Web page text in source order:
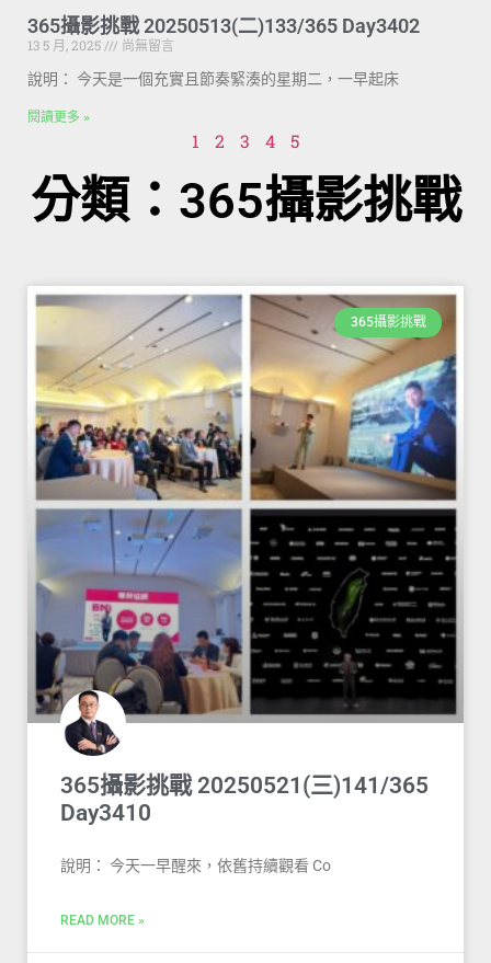
365攝影挑戰 20250513(二)133/365 Day3402
13 5 月, 2025
尚無留言
說明： 今天是一個充實且節奏緊湊的星期二，一早起床
閱讀更多 »
1 2 3 4 5
分類：365攝影挑戰
365攝影挑戰
365攝影挑戰 20250521(三)141/365
Day3410
說明： 今天一早醒來，依舊持續觀看 Co
READ MORE »